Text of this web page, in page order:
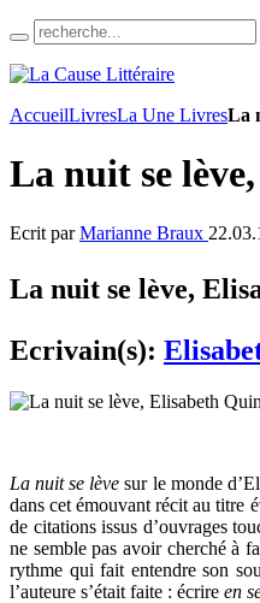
AccueilLivresLa Une LivresLa
La nuit se
Ecrit parMarianne Braux
La nuit se lève,
Ecrivain(s):
La nuit se lève sur le monde
dans cet émouvant récit au titre
de citations issus d’ouvrages
ne semble pas avoir cherché à
rythme qui fait entendre son
l’auteure s’était faite : écrire en